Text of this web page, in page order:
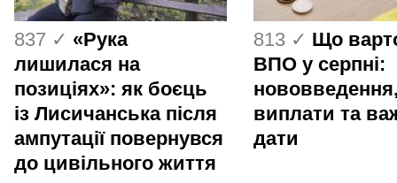
837 ✓ «Рука
лишилася на
позиціях»: як боєць
із Лисичанська після
ампутації повернувся
до цивільного життя
813 ✓ Що
ВПО у серпні:
виплати та
дати